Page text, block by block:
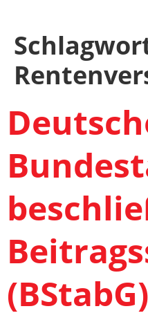
(BStabG)